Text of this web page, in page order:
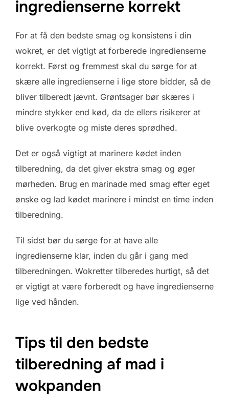
ingredienserne korrekt
For at få den bedste smag og konsistens i din
wokret, er det vigtigt at forberede ingredienserne
korrekt. Først og fremmest skal du sørge for at
skære alle ingredienserne i lige store bidder, så de
bliver tilberedt jævnt. Grøntsager bør skæres i
mindre stykker end kød, da de ellers risikerer at
blive overkogte og miste deres sprødhed.
Det er også vigtigt at marinere kødet inden
tilberedning, da det giver ekstra smag og øger
mørheden. Brug en marinade med smag efter eget
ønske og lad kødet marinere i mindst en time inden
tilberedning.
Til sidst bør du sørge for at have alle
ingredienserne klar, inden du går i gang med
tilberedningen. Wokretter tilberedes hurtigt, så det
er vigtigt at være forberedt og have ingredienserne
lige ved hånden.
Tips til den bedste
tilberedning af mad i
wokpanden